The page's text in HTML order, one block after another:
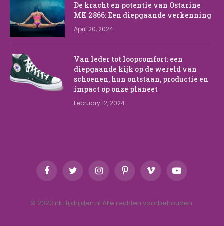
De kracht en potentie van Ostarine
MK 2866: Een diepgaande verkenning
April 20, 2024
Van leder tot loopcomfort: een
diepgaande kijk op de wereld van
schoenen, hun ontstaan, productie en
impact op onze planeet
February 12, 2024
FacebookTwitter InstagramPinterestVimeo YouTube
© 2023 nk-tijdrijden.nl Alle rechten voorbehouden.